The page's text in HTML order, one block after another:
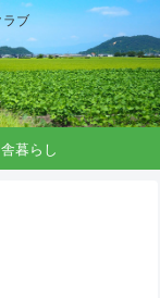
ブ
暮らし